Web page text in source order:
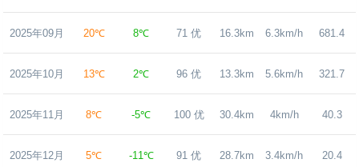
2025年09月 20℃ 8℃ 71 优 16.3km 6.3km/h 681.4
2025年10月 13℃ 2℃ 96 优 13.3km 5.6km/h 321.7
2025年11月 8℃ -5℃ 100 优 30.4km 4km/h 40.3
2025年12月 5℃ -11℃ 91 优 28.7km 3.4km/h 20.4